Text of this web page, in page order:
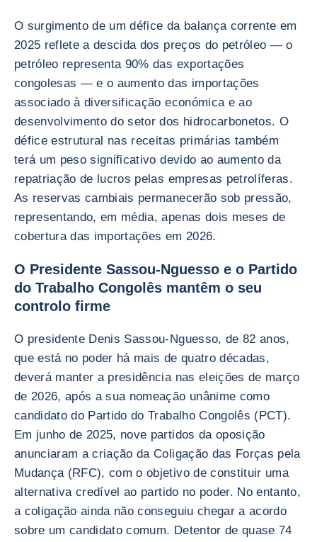
O surgimento de um défice da balança corrente em
2025 reflete a descida dos preços do petróleo — o
petróleo representa 90% das exportações
congolesas — e o aumento das importações
associado à diversificação económica e ao
desenvolvimento do setor dos hidrocarbonetos. O
défice estrutural nas receitas primárias também
terá um peso significativo devido ao aumento da
repatriação de lucros pelas empresas petrolíferas.
As reservas cambiais permanecerão sob pressão,
representando, em média, apenas dois meses de
cobertura das importações em 2026.
O Presidente Sassou-Nguesso e o Partido
do Trabalho Congolês mantêm o seu
controlo firme
O presidente Denis Sassou-Nguesso, de 82 anos,
que está no poder há mais de quatro décadas,
deverá manter a presidência nas eleições de março
de 2026, após a sua nomeação unânime como
candidato do Partido do Trabalho Congolês (PCT).
Em junho de 2025, nove partidos da oposição
anunciaram a criação da Coligação das Forças pela
Mudança (RFC), com o objetivo de constituir uma
alternativa credível ao partido no poder. No entanto,
a coligação ainda não conseguiu chegar a acordo
sobre um candidato comum. Detentor de quase 74